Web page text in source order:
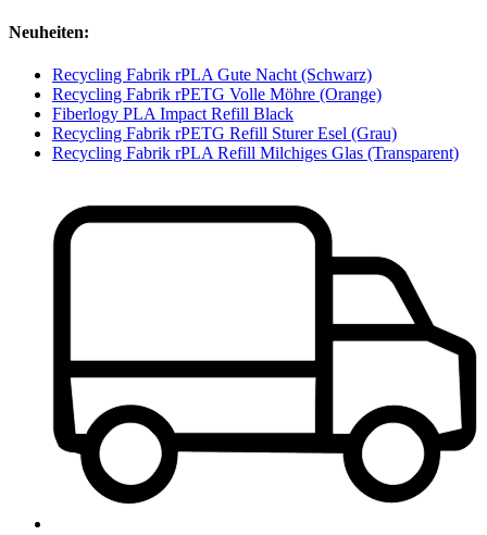
Neuheiten:
Recycling Fabrik rPLA Gute Nacht (Schwarz)
Recycling Fabrik rPETG Volle Möhre (Orange)
Fiberlogy PLA Impact Refill Black
Recycling Fabrik rPETG Refill Sturer Esel (Grau)
Recycling Fabrik rPLA Refill Milchiges Glas (Transparent)